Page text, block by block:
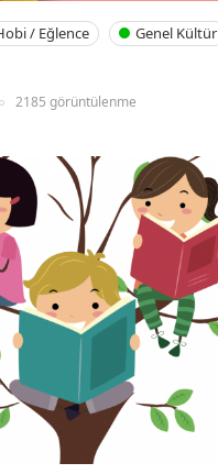
/ Eğlence Genel Kültür
2185 görüntülenme